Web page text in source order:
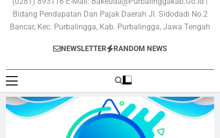
Bidang Pendapatan Dan Pajak Daerah Jl. Sidodadi No.2
Bancar, Kec. Purbalingga, Kab. Purbalingga, Jawa Tengah
NEWSLETTER RANDOM NEWS